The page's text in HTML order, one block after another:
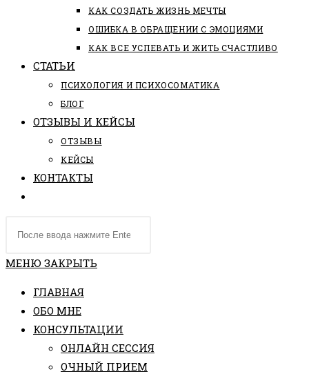
КАК СОЗДАТЬ ЖИЗНЬ МЕЧТЫ
ОШИБКА В ОБРАЩЕНИИ С ЭМОЦИЯМИ
КАК ВСЕ УСПЕВАТЬ И ЖИТЬ СЧАСТЛИВО
СТАТЬИ
ПCИХОЛОГИЯ И ПСИХОСОМАТИКА
БЛОГ
ОТЗЫВЫ И КЕЙСЫ
ОТЗЫВЫ
КЕЙСЫ
КОНТАКТЫ
ПО
САЙТУ
сайте
МЕНЮ ЗАКРЫТЬ
ГЛАВНАЯ
ОБО МНЕ
КОНСУЛЬТАЦИИ
ОНЛАЙН СЕССИЯ
ОЧНЫЙ ПРИЕМ